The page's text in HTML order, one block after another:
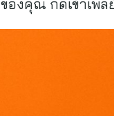
งคุณ กดเข้าเพลย์